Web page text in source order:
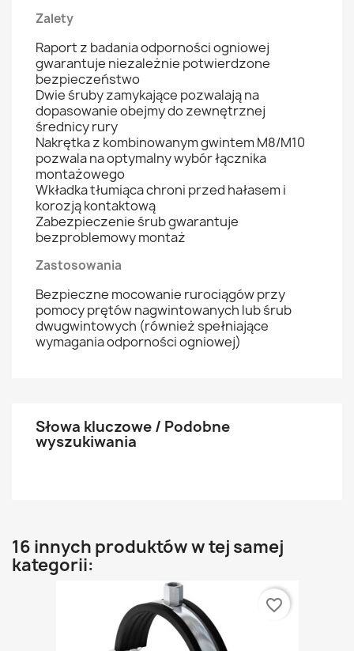
Zalety
Raport z badania odporności ogniowej
gwarantuje niezależnie potwierdzone
bezpieczeństwo
Dwie śruby zamykające pozwalają na
dopasowanie obejmy do zewnętrznej
średnicy rury
Nakrętka z kombinowanym gwintem M8/M10
pozwala na optymalny wybór łącznika
montażowego
Wkładka tłumiąca chroni przed hałasem i
korozją kontaktową
Zabezpieczenie śrub gwarantuje
bezproblemowy montaż
Zastosowania
Bezpieczne mocowanie rurociągów przy
pomocy prętów nagwintowanych lub śrub
dwugwintowych (również spełniające
wymagania odporności ogniowej)
Słowa kluczowe / Podobne
wyszukiwania
16 innych produktów w tej samej
kategorii:
favorite_border